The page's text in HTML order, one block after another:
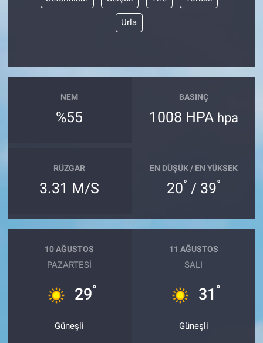
Urla
NEM
%55
BASINÇ
1008 HPA hpa
RÜZGAR
3.31 M/S
EN DÜŞÜK / EN YÜKSEK
20° / 39°
10 AĞUSTOS
PAZARTESI
29°
Güneşli
11 AĞUSTOS
SALI
31 °
Güneşli